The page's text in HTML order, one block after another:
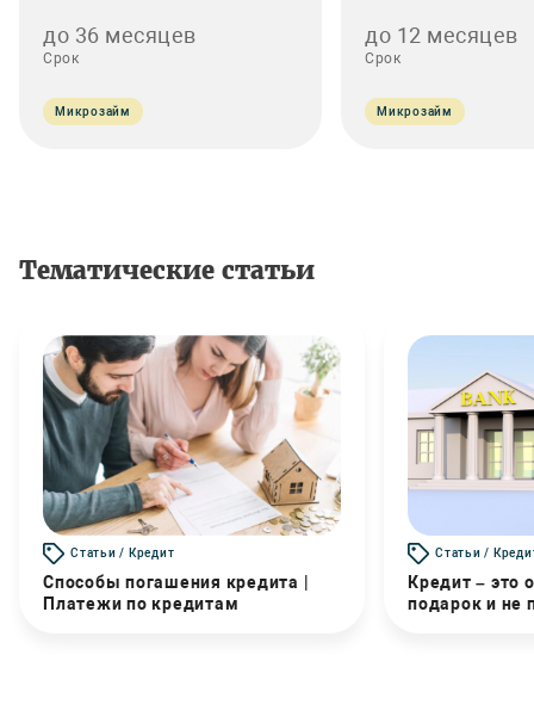
до 36 месяцев
Срок
Микрозайм
до 12 месяцев
Срок
Микрозайм
Тематические статьи
Статьи / Кредит
Способы погашения кредита |
Платежи по кредитам
Статьи /
Кредит – это
подарок и не